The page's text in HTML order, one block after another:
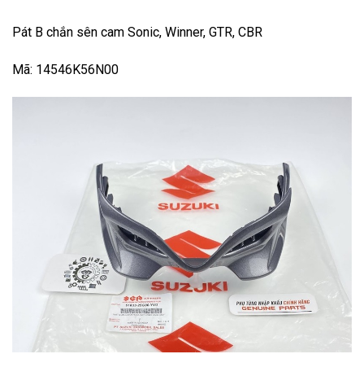
Pát B chắn sên cam Sonic, Winner, GTR, CBR
Mã: 14546K56N00